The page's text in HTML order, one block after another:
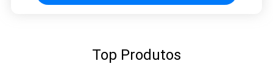
Top Produtos